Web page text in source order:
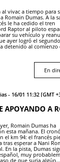
al vivac a tiempo para
Romain Dumas. A la
le ha cedido el tren
Raptor al piloto
su vehículo y
ayer logró el
detenido al comienzo
En
- 16/01 11:32 [GMT +3] -
APOYANDO A
Romain Dumas ha
esta mañana. El
el km 94: el francés
tras esperar a Nani
En la pista, Dumas
muy
de que surja algún...